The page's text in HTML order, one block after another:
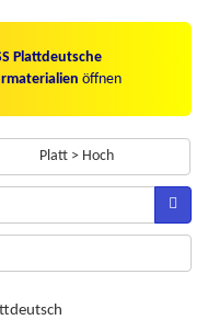
Plattdeutsche
öffnen
Platt > Hoch